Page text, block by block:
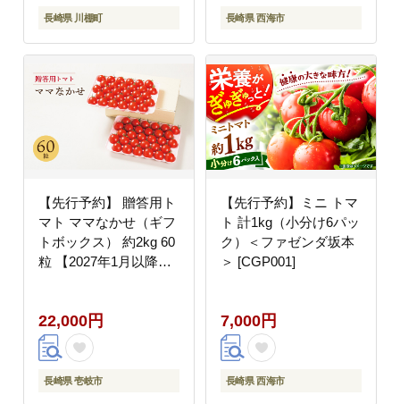
長崎県 川棚町 長崎県 西海市
【先行予約】 贈答用ト
マト ママなかせ（ギフ
トボックス） 約2kg 60
粒 【2027年1月以降順
[JAE004]
22,000円
長崎県 壱岐市
【先行予約】ミニ トマ
ト 計1kg（小分け6パッ
ク）＜ファゼンダ坂本
＞ [CGP001]
7,000円
長崎県 西海市